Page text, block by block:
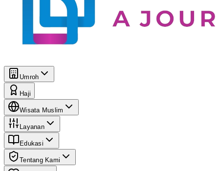
Umroh
Haji
Wisata Muslim
Layanan
Edukasi
Tentang Kami